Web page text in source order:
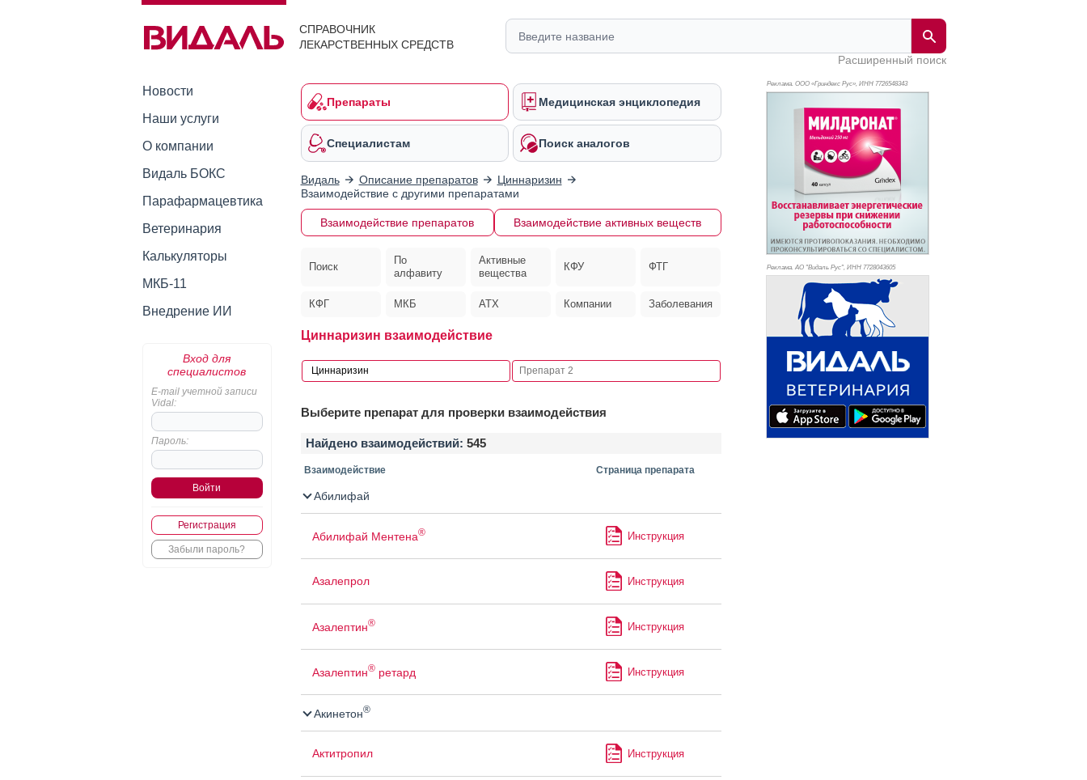
СПРАВОЧНИК
ЛЕКАРСТВЕННЫХ СРЕДСТВ
Расширенный поиск
Новости
Наши услуги
О компании
Видаль БОКС
Парафармацевтика
Ветеринария
Калькуляторы
МКБ-11
Внедрение ИИ
Вход для
специалистов
E-mail учетной записи
Vidal:
Пароль:
Регистрация
Забыли пароль?
Препараты Медицинская энциклопедия
Специалистам Поиск аналогов
Видаль Описание препаратов
Циннаризин
Взаимодействие с другими препаратами
Взаимодействие препаратов Взаимодействие активных веществ
Поиск
По
алфавиту
Активные
вещества
КФУ ФТГ
КФГ МКБ АТХ Компании Заболевания
Циннаризин взаимодействие
Выберите препарат для проверки взаимодействия
Найдено взаимодействий: 545
Взаимодействие Страница препарата
Абилифай
Абилифай Ментена® Инструкция
Азалепрол Инструкция
Азалептин® Инструкция
Азалептин®ретард Инструкция
Акинетон®
Актитропил Инструкция
Реклама. ООО «Гриндекс Рус», ИНН 7726548343
Реклама. АО "Видаль Рус", ИНН 7728043605